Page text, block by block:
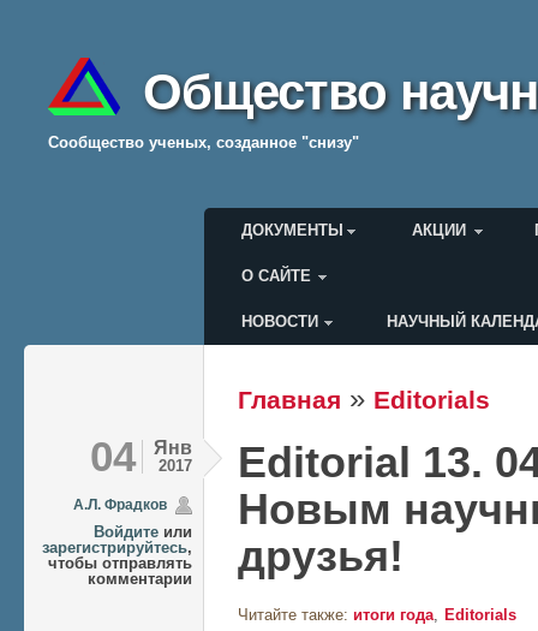
Общество
Cообщество ученых, созданное "снизу"
Главное меню
ДОКУМЕНТЫ АКЦИИ
О САЙТЕ
Меню пользователя
НОВОСТИ НАУЧНЫЙ
Вы здесь
Главная » Editorials
04 Янв
2017
А.Л. Фрадков
Войдите или
зарегистрируйтесь,
чтобы отправлять
комментарии
Editorial 13.
Новым
друзья!
Читайте также: итоги года Editorials